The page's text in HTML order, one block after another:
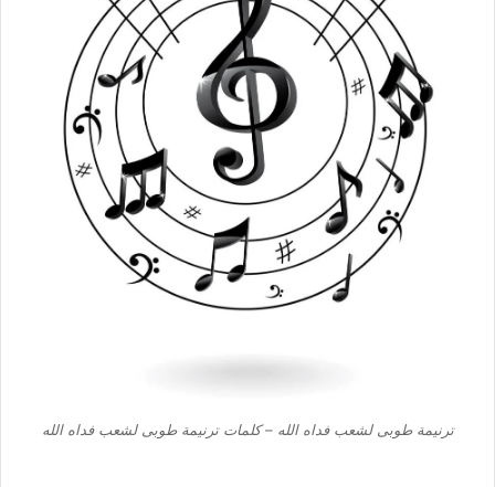
ترنيمة طوبى لشعب فداه الله – كلمات ترنيمة طوبى لشعب فداه الله